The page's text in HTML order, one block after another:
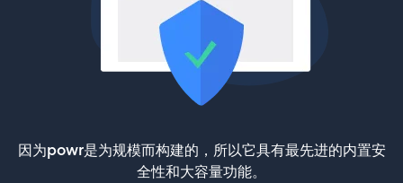
因为powr是为规模而构建的，所以它具有最先进的内置安
全性和大容量功能。